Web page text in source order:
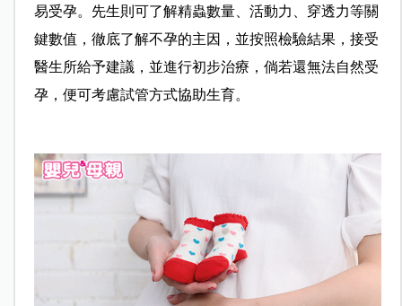
易受孕。先生則可了解精蟲數量、活動力、穿透力等關
鍵數值，徹底了解不孕的主因，並按照檢驗結果，接受
醫生所給予建議，並進行初步治療，倘若還無法自然受
孕，便可考慮試管方式協助生育。